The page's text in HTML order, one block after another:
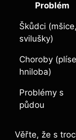
Problém
Škůdci (mšice,
svilušky)
Choroby
hniloba)
Problémy s
půdou
Věřte, že s